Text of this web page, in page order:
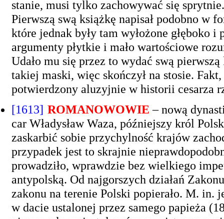
stanie, musi tylko zachowywać się
Pierwszą swą książkę napisał podobno w
które jednak były tam wyłożone głęboko
argumenty płytkie i mało wartościowe
Udało mu się przez to wydać swą
takiej maski, więc skończył na stosie.
potwierdzony aluzyjnie w historii cesarza
[1613] ROMANOWOWIE – nową
car Władysław Waza, późniejszy król
zaskarbić sobie przychylność krajów
przypadek jest to skrajnie
prowadziło, wprawdzie bez wielkiego
antypolską. Od najgorszych działań
zakonu na terenie Polski popierało. M. in.
w dacie ustalonej przez samego papieża